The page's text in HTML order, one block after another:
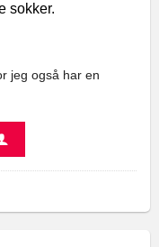
sokker.
jeg også har en